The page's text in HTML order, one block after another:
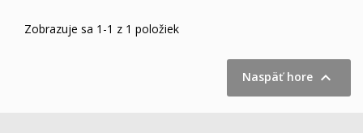
Zobrazuje sa 1-1 z 1 položiek
Naspäť hore 